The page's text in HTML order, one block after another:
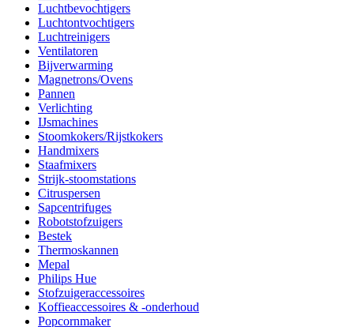
Luchtbevochtigers
Luchtontvochtigers
Luchtreinigers
Ventilatoren
Bijverwarming
Magnetrons/Ovens
Pannen
Verlichting
IJsmachines
Stoomkokers/Rijstkokers
Handmixers
Staafmixers
Strijk-stoomstations
Citruspersen
Sapcentrifuges
Robotstofzuigers
Bestek
Thermoskannen
Mepal
Philips Hue
Stofzuigeraccessoires
Koffieaccessoires & -onderhoud
Popcornmaker